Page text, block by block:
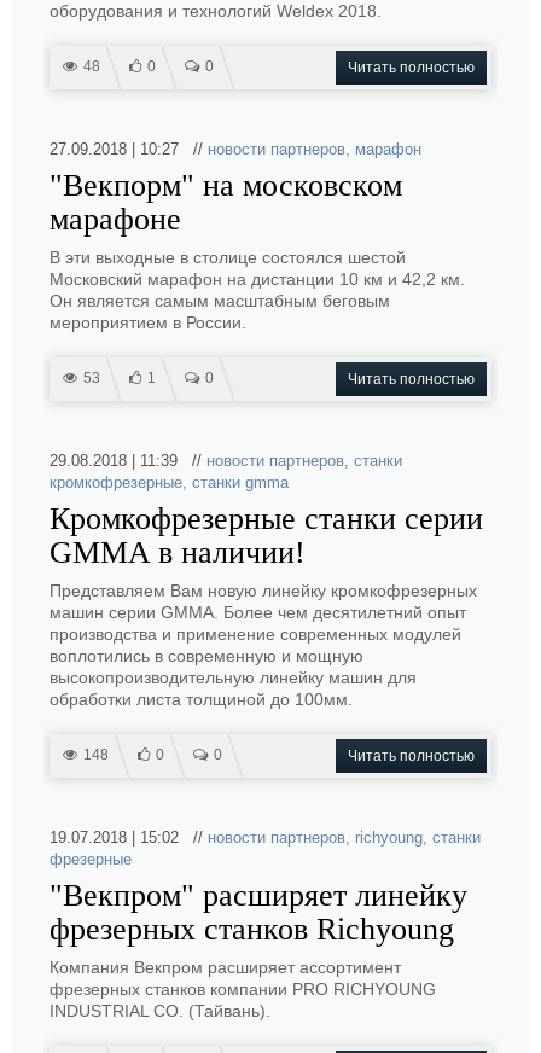
оборудования и технологий Weldex 2018.
48 0 0 Читать полностью
27.09.2018 | 10:27 // новости партнеров, марафон
"Векпорм" на московском
марафоне
В эти выходные в столице состоялся шестой
Московский марафон на дистанции 10 км и 42,2 км.
Он является самым масштабным беговым
мероприятием в России.
53 1 0 Читать полностью
29.08.2018 | 11:39 // новости партнеров, станки
кромкофрезерные, станки gmma
Кромкофрезерные станки серии
GMMA в наличии!
Представляем Вам новую линейку кромкофрезерных
машин серии GMMA. Более чем десятилетний опыт
производства и применение современных модулей
воплотились в современную и мощную
высокопроизводительную линейку машин для
обработки листа толщиной до 100мм.
148 0 0 Читать полностью
19.07.2018 | 15:02 // новости партнеров, richyoung, станки
фрезерные
"Векпром" расширяет линейку
фрезерных станков Richyoung
Компания Векпром расширяет ассортимент
фрезерных станков компании PRO RICHYOUNG
INDUSTRIAL CO. (Тайвань).